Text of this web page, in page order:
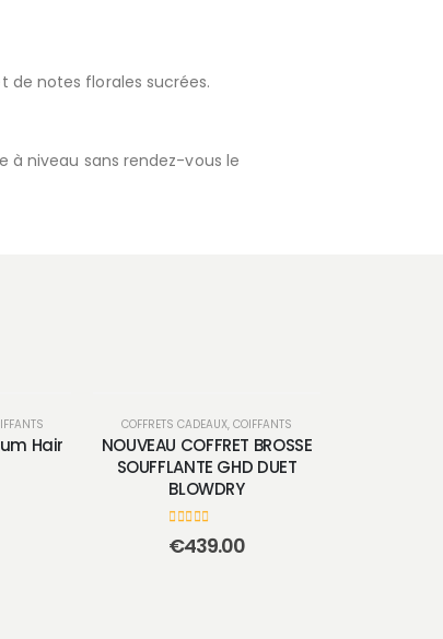
de notes florales sucrées.
à niveau sans rendez-vous le
,SOIN
Hair
COFFRETS CADEAUX, COIFFANTS
NOUVEAU COFFRET BROSSE
SOUFFLANTE GHD DUET
BLOWDRY
0sur 5
€439.00